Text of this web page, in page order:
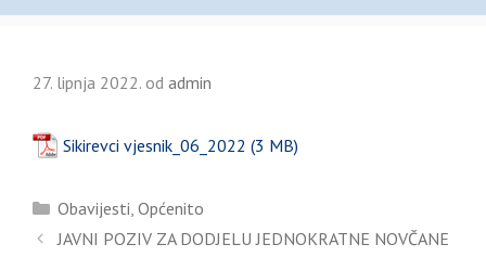
27. lipnja 2022. od admin
Sikirevci vjesnik_06_2022
Kategorije
Obavijesti, Općenito
JAVNI POZIV ZA DODJELU JEDNOKRATNE NOVČANE